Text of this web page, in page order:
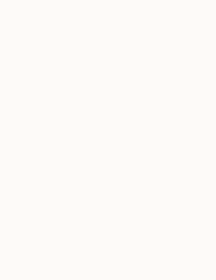
un premier
afin de
n’altère le goût.
CAFETIÈRE À